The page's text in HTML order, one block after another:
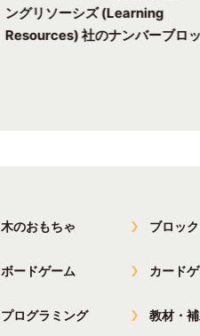
ングリソーシズ (Learning
Resources) 社のナンバーブロ
木のおもちゃ ブロッ
ボードゲーム カード
プログラミング 教材・